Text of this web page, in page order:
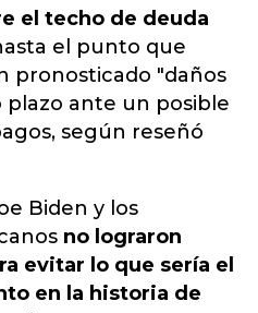
el techo de deuda
el punto que
pronosticado "daños
plazo ante un posible
según reseñó
Biden y los
no lograron
evitar lo que sería el
en la historia de